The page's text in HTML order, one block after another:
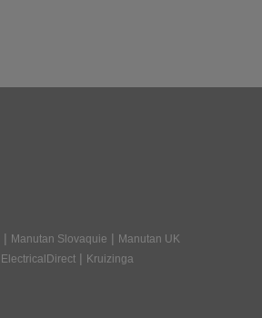
| Manutan Slovaquie | Manutan UK
ElectricalDirect| Kruizinga